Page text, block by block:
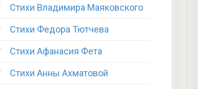
Стихи Владимира Маяковского
Стихи Федора Тютчева
Стихи Афанасия Фета
Стихи Анны Ахматовой